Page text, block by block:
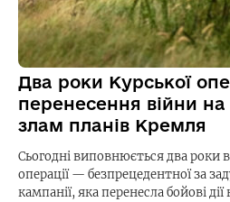
Два роки Курської
перенесення війни
злам планів Кремля
Сьогодні виповнюється два роки
операції — безпрецедентної за
кампанії, яка перенесла бойові